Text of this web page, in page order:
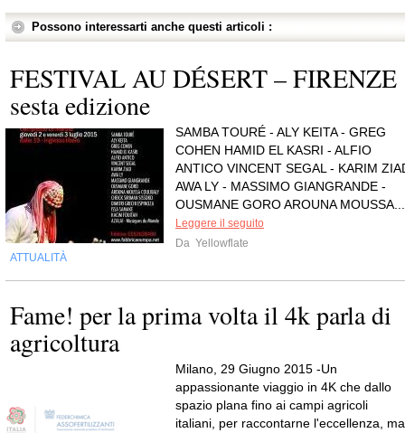
Possono interessarti anche questi articoli :
FESTIVAL AU DÉSERT – FIRENZE
sesta edizione
SAMBA TOURÉ - ALY KEITA - GREG
COHEN HAMID EL KASRI - ALFIO
ANTICO VINCENT SEGAL - KARIM
AWA LY - MASSIMO GIANGRANDE -
OUSMANE GORO AROUNA MOUSSA...
Leggere il seguito
Da Yellowflate
ATTUALITÀ
Fame! per la prima volta il 4k parla di
agricoltura
Milano, 29 Giugno 2015 -Un
appassionante viaggio in 4K che dallo
spazio plana fino ai campi agricoli
italiani, per raccontarne l'eccellenza, ma